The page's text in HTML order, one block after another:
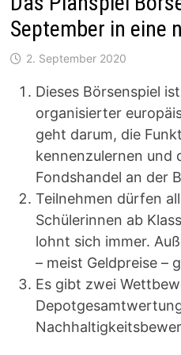
September in eine
2. September 2020
Dieses Börsenspiel
organisierter
geht darum, die
kennenzulernen und
Fondshandel an der
Teilnehmen dürfen
Schülerinnen ab
lohnt sich immer.
– meist Geldpreise –
Es gibt zwei